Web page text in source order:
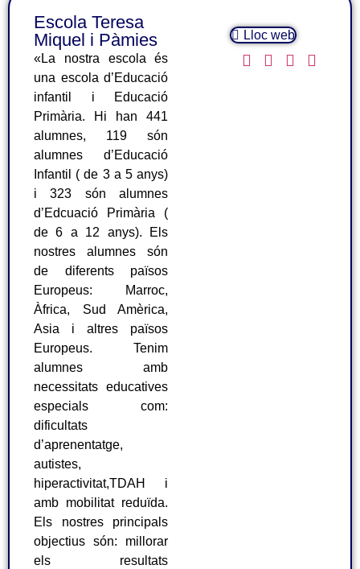
Lloc web
Escola Teresa
Miquel i Pàmies
«La nostra escola és
una escola d’Educació
infantil i Educació
Primària. Hi han 441
alumnes, 119 són
alumnes d’Educació
Infantil ( de 3 a 5 anys)
i 323 són alumnes
d’Edcuació Primària (
de 6 a 12 anys). Els
nostres alumnes són
de diferents països
Europeus: Marroc,
Àfrica, Sud Amèrica,
Asia i altres països
Europeus. Tenim
alumnes amb
necessitats educatives
especials com:
dificultats
d’aprenentatge,
autistes,
hiperactivitat,TDAH i
amb mobilitat reduïda.
Els nostres principals
objectius són: millorar
els resultats